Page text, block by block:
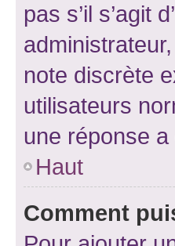
pas s’il s’agit
note discrète
utilisateurs
une réponse
Haut
Comment